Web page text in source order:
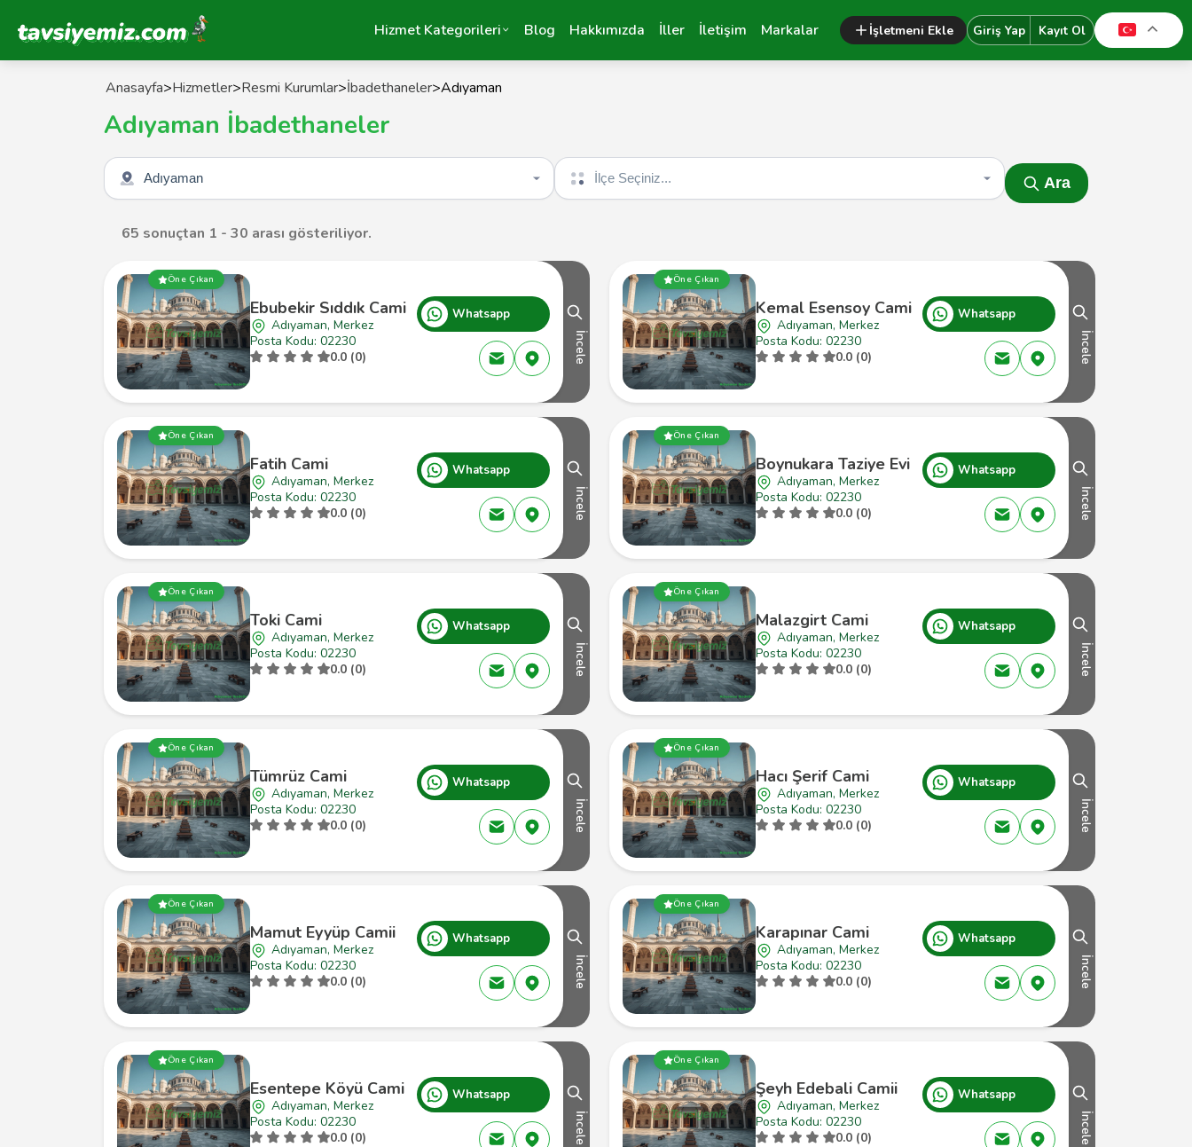
Tavsiyemiz Anasayfa Hizmet Kategorileri Blog Hakkımızda İller İletişim Markalar İşletmeni Ekle Giriş Yap Kayıt Ol
Anasayfa>Hizmetler>Resmi Kurumlar>İbadethaneler>Adıyaman
Adıyaman İbadethaneler
Şehir seçin İlçe seçin
Ara
65 sonuçtan 1 - 30 arası gösteriliyor.
Öne Çıkan
Ebubekir Sıddık Cami
Adıyaman, Merkez
Posta Kodu: 02230
0.0 (0)
Whatsapp
İncele
Öne Çıkan
Kemal Esensoy Cami
Adıyaman, Merkez
Posta Kodu: 02230
0.0 (0)
Whatsapp
İncele
Öne Çıkan
Fatih Cami
Adıyaman, Merkez
Posta Kodu: 02230
0.0 (0)
Whatsapp
İncele
Öne Çıkan
Boynukara Taziye Evi
Adıyaman, Merkez
Posta Kodu: 02230
0.0 (0)
Whatsapp
İncele
Öne Çıkan
Toki Cami
Adıyaman, Merkez
Posta Kodu: 02230
0.0 (0)
Whatsapp
İncele
Öne Çıkan
Malazgirt Cami
Adıyaman, Merkez
Posta Kodu: 02230
0.0 (0)
Whatsapp
İncele
Öne Çıkan
Tümrüz Cami
Adıyaman, Merkez
Posta Kodu: 02230
0.0 (0)
Whatsapp
İncele
Öne Çıkan
Hacı Şerif Cami
Adıyaman, Merkez
Posta Kodu: 02230
0.0 (0)
Whatsapp
İncele
Öne Çıkan
Mamut Eyyüp Camii
Adıyaman, Merkez
Posta Kodu: 02230
0.0 (0)
Whatsapp
İncele
Öne Çıkan
Karapınar Cami
Adıyaman, Merkez
Posta Kodu: 02230
0.0 (0)
Whatsapp
İncele
Öne Çıkan
Esentepe Köyü Cami
Adıyaman, Merkez
Posta Kodu: 02230
0.0 (0)
Whatsapp
İncele
Öne Çıkan
Şeyh Edebali Camii
Adıyaman, Merkez
Posta Kodu: 02230
0.0 (0)
Whatsapp
İncele